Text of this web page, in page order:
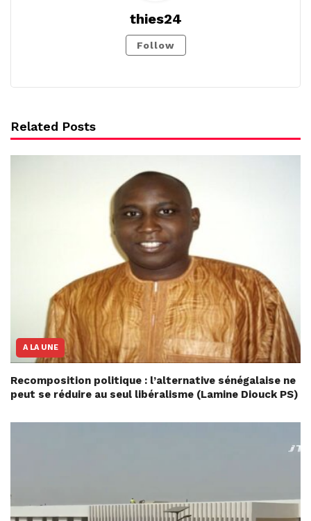
thies24
Follow
Related Posts
A LA UNE
Recomposition politique : l’alternative sénégalaise ne
peut se réduire au seul libéralisme (Lamine Diouck PS)